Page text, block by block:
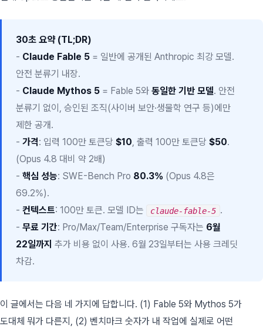
30초 요약 (TL;DR)
- Claude Fable 5 = 일반에 공개된 Anthropic 최강 모델.
안전 분류기 내장.
- Claude Mythos 5 = Fable 5와 동일한 기반 모델. 안전
분류기 없이, 승인된 조직(사이버 보안·생물학 연구 등)에만
제한 공개.
- 가격: 입력 100만 토큰당 $10, 출력 100만 토큰당 $50.
(Opus 4.8 대비 약 2배)
- 핵심 성능: SWE-Bench Pro 80.3% (Opus 4.8은
69.2%).
- 컨텍스트: 100만 토큰. 모델 ID는 claude-fable-5 .
- 무료 기간: Pro/Max/Team/Enterprise 구독자는 6월
22일까지 추가 비용 없이 사용. 6월 23일부터는 사용 크레딧
차감.
이 글에서는 다음 네 가지에 답합니다. (1) Fable 5와 Mythos 5가
도대체 뭐가 다른지, (2) 벤치마크 숫자가 내 작업에 실제로 어떤